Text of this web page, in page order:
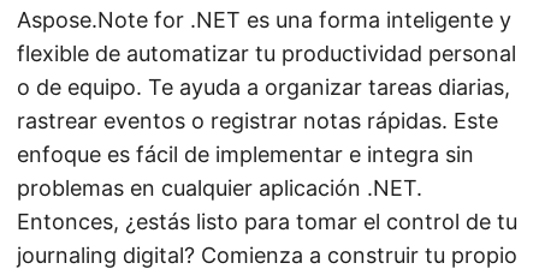
Aspose.Note for .NET es una forma inteligente y
flexible de automatizar tu productividad personal
o de equipo. Te ayuda a organizar tareas diarias,
rastrear eventos o registrar notas rápidas. Este
enfoque es fácil de implementar e integra sin
problemas en cualquier aplicación .NET.
Entonces, ¿estás listo para tomar el control de tu
journaling digital? Comienza a construir tu propio